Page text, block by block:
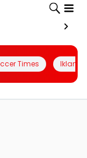
Times Iklanin